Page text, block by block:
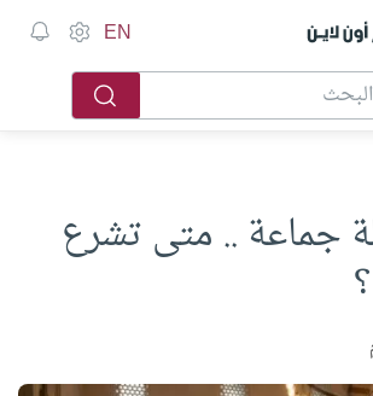
أون لاين EN
جماعة .. متى تشرع